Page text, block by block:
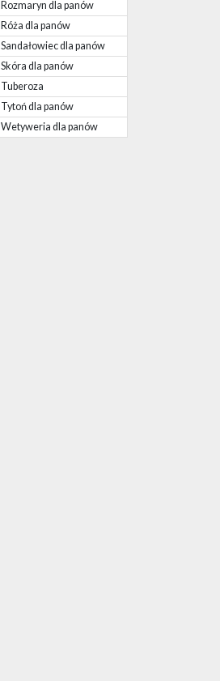
Rozmaryn dla panów
Róża dla panów
Sandałowiec dla panów
Skóra dla panów
Tuberoza
Tytoń dla panów
Wetyweria dla panów